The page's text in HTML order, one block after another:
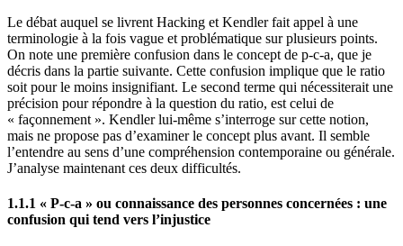
Le débat auquel se livrent Hacking et Kendler fait appel à une
terminologie à la fois vague et problématique sur plusieurs points.
On note une première confusion dans le concept de p-c-a, que je
décris dans la partie suivante. Cette confusion implique que le ratio
soit pour le moins insignifiant. Le second terme qui nécessiterait une
précision pour répondre à la question du ratio, est celui de
« façonnement ». Kendler lui-même s’interroge sur cette notion,
mais ne propose pas d’examiner le concept plus avant. Il semble
l’entendre au sens d’une compréhension contemporaine ou générale.
J’analyse maintenant ces deux difficultés.
1.1.1 « P-c-a » ou connaissance des personnes concernées : une
confusion qui tend vers l’injustice